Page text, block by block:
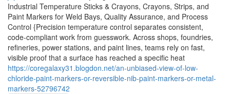
Industrial Temperature Sticks & Crayons, Crayons, Strips, and
Paint Markers for Weld Bays, Quality Assurance, and Process
Control {Precision temperature control separates consistent,
code-compliant work from guesswork. Across shops, foundries,
refineries, power stations, and paint lines, teams rely on fast,
visible proof that a surface has reached a specific heat
https://coregalaxy31.blogdon.net/an-unbiased-view-of-low-
chloride-paint-markers-or-reversible-nib-paint-markers-or-metal-
markers-52796742